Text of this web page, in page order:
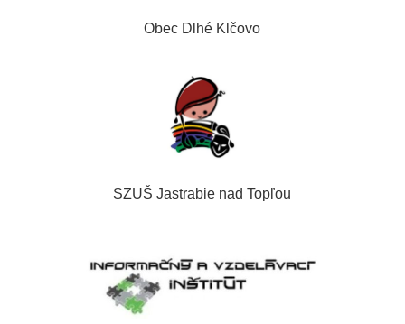
Obec Dlhé Klčovo
SZUŠ Jastrabie nad Topľou